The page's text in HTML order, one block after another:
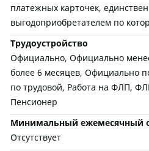
платежных карточек,
выгодоприобретателем по
Трудоустройство
Официально, Официально
более 6 месяцев, Официально
по трудовой, Работа на ФЛП,
Пенсионер
Минимальный ежемесячный
Отсутствует